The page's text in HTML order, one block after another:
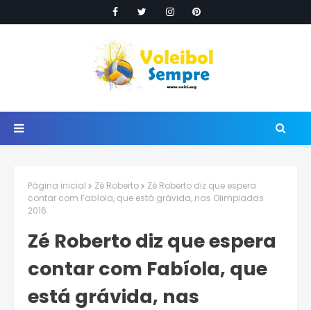
Página inicial Zé Roberto
Zé Roberto diz que espera
contar com Fabíola, que está grávida, nas Olimpiadas
2016
Zé Roberto diz que espera
contar com Fabíola, que
está grávida, nas